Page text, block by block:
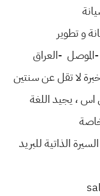
و تطوير
-الموصل -العراق
لا تقل عن سنتين
اس ، يجيد اللغة
الذاتية للبريد